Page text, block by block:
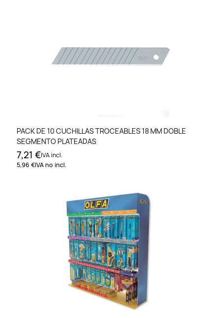
PACK DE 10 CUCHILLAS TROCEABLES 18 MM DOBLE
SEGMENTO PLATEADAS
7,21 €IVA incl.
5,96 €IVA no incl.